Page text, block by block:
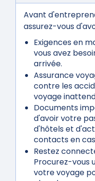
Avant
assurez-vous
Exigences en
vous avez
arrivée.
Assurance
contre les
voyage
Documents
d'avoir votre
d'hôtels et
contacts en
Restez
Procurez-vous
votre voyage